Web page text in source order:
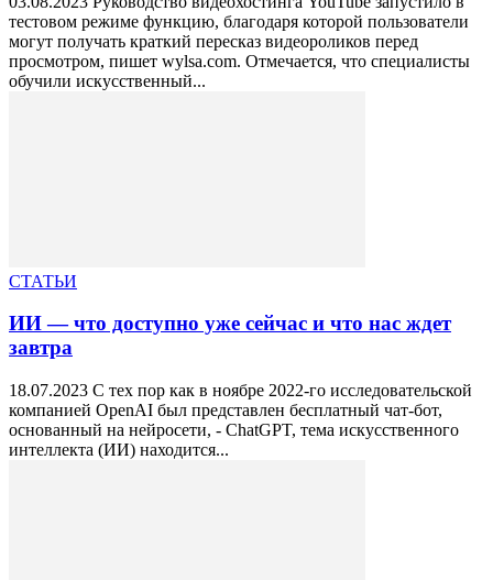
тестовом режиме функцию, благодаря которой пользователи
могут получать краткий пересказ видеороликов перед
просмотром, пишет wylsa.com. Отмечается, что специалисты
обучили искусственный...
СТАТЬИ
ИИ — что доступно уже сейчас и что нас ждет
завтра
18.07.2023 С тех пор как в ноябре 2022-го исследовательской
компанией OpenAI был представлен бесплатный чат-бот,
основанный на нейросети, - ChatGPT, тема искусственного
интеллекта (ИИ) находится...